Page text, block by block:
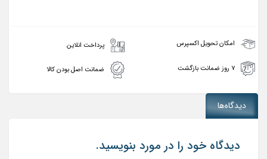
امکان تحویل اکسپرس پرداخت انلاین
۷ روز ضمانت بازگشت ضمانت اصل بودن کالا
دیدگاه‌ها
دیدگاه خود را در مورد بنویسید.